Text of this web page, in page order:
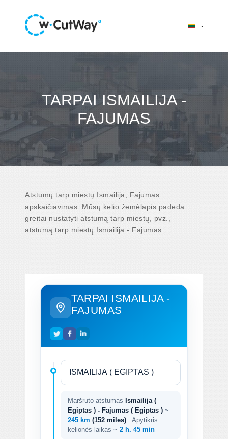
TARPAI ISMAILIJA -
FAJUMAS
Atstumų tarp miestų Ismailija, Fajumas
apskaičiavimas. Mūsų kelio žemėlapis padeda
greitai nustatyti atstumą tarp miestų, pvz.,
atstumą tarp miestų Ismailija - Fajumas.
TARPAI ISMAILIJA -
FAJUMAS
Maršruto atstumas Ismailija (
Egiptas ) - Fajumas ( Egiptas ) ~
245 km (152 miles)
. Apytikris
kelionės laikas ~ 2 h. 45 min